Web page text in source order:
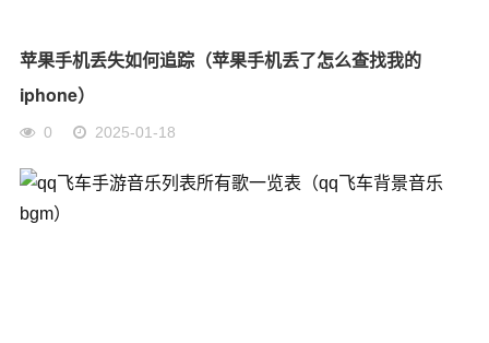
苹果手机丢失如何追踪（苹果手机丢了怎么查找我的
iphone）
0 2025-01-18